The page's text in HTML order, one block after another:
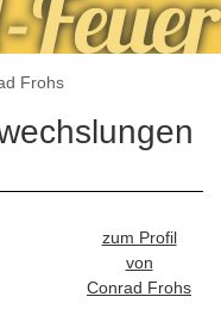
Frohs
zum Profil
von
Conrad Frohs